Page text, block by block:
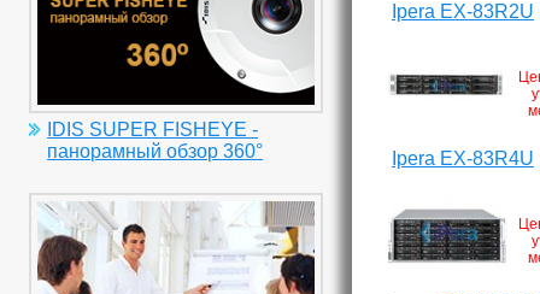
IDIS SUPER FISHEYE -
панорамный обзор 360°
Ipera EX-83R2U
Ipera EX-83R4U